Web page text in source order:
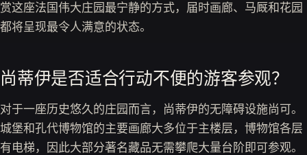
赏这座法国伟大庄园最宁静的方式，届时画廊、马厩和花园
都将呈现最令人满意的状态。
尚蒂伊是否适合行动不便的游客参观？
对于一座历史悠久的庄园而言，尚蒂伊的无障碍设施尚可。
城堡和孔代博物馆的主要画廊大多位于主楼层，博物馆各层
有电梯，因此大部分著名藏品无需攀爬大量台阶即可参观。